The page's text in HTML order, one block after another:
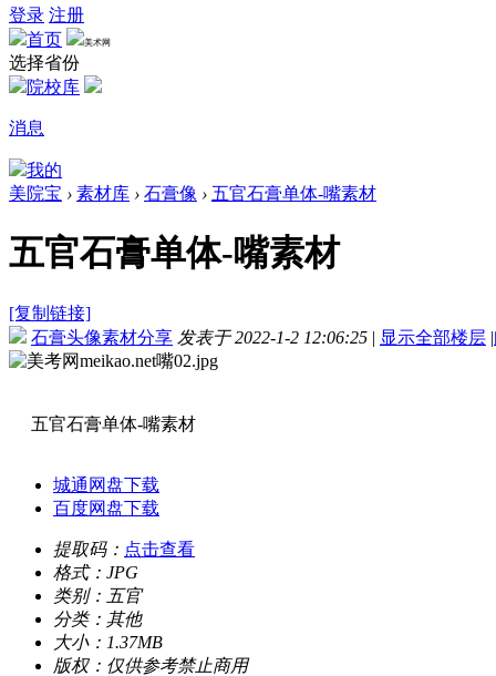
登录 注册
首页
美术网
选择省份
院校库
消息
我的
美院宝 › 素材库 › 石膏像 › 五官石膏单体-嘴素材
五官石膏单体-嘴素材
[复制链接]
石膏头像素材分享 发表于 2022-1-2 12:06:25 | 显示全部楼层 |
五官石膏单体-嘴素材
城通网盘下载
百度网盘下载
提取码： 点击查看
格式： JPG
类别： 五官
分类： 其他
大小： 1.37MB
版权： 仅供参考禁止商用